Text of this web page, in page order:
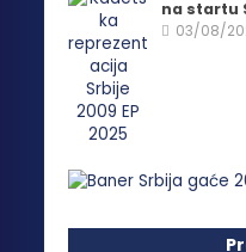
na startu
03/08/